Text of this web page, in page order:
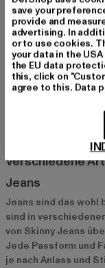
Was ist der
Der Denim Look ist
kommt.
hat sich Denim zu
entwickelt. Jeans,
aus unseren
bieten unzählige
Verschiedene
Jeans
Jeans sind das
sind in
von Skinny Jeans
Jede Passform und
je nach Anlass und
save your
provide and
advertising. In
or to use cookies.
your data in the
the EU data
this, click on
agree to this. Data